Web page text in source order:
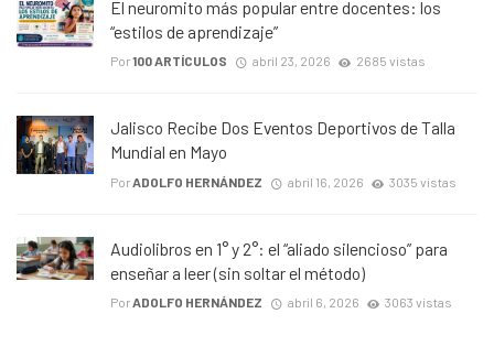
El neuromito más popular entre docentes: los
“estilos de aprendizaje”
Por100 ARTÍCULOS abril 23, 2026 2685 vistas
Jalisco Recibe Dos Eventos Deportivos de Talla
Mundial en Mayo
Por ADOLFO HERNÁNDEZ abril 16, 2026 3035 vistas
Audiolibros en 1° y 2°: el “aliado silencioso” para
enseñar a leer (sin soltar el método)
PorADOLFO HERNÁNDEZ abril 6, 2026 3063 vistas